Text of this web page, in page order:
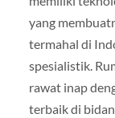
yang
termahal di
spesialistik.
rawat inap
terbaik di